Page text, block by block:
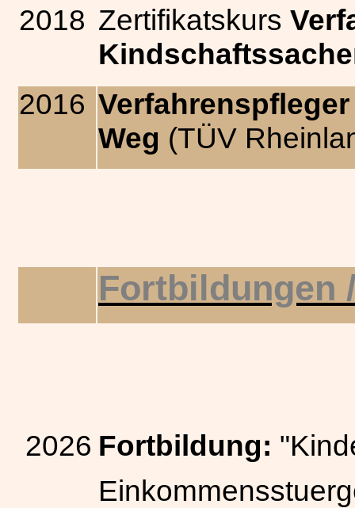
2018 Zertifikatskurs
2016 Verfahrenspfleger
Weg (TÜV
Fortbildungen
2026 Fortbildung: